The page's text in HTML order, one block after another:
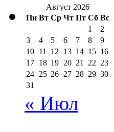
Август 2026
Пн Вт Ср Чт Пт Сб Вс
1
2
3
4 5 6 7 8
9
10 11 12 13 14 15 16
17 18 19 20 21 22 23
24 25 26 27 28 29 30
31
« Июл